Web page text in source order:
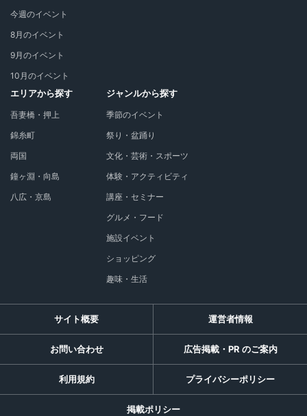
今週のイベント
8月のイベント
9月のイベント
10月のイベント
エリアから探す
吾妻橋・押上
錦糸町
両国
鐘ヶ淵・向島
八広・京島
ジャンルから探す
季節のイベント
祭り・盆踊り
文化・芸術・スポーツ
体験・アクティビティ
講座・セミナー
グルメ・フード
施設イベント
ショッピング
趣味・生活
サイト概要 運営者情報
お問い合わせ 広告掲載・PR のご案内
利用規約 プライバシーポリシー
掲載ポリシー